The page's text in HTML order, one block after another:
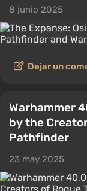
8 junio 2025
Dejar un
Warhammer
by the
Pathfinder
23 may 2025